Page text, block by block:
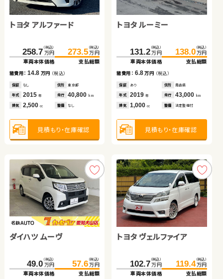
トヨタ アルファード
258.7 （税込）
万円
車両本体価格
273.5 （税込）
万円
支払総額
諸費用：14.8 万円 （税込）
保証 なし 住所 東京都
年式 2015 年 走行 40,800 km
排気 2,500 cc 整備 なし
見積もり・在庫確認
トヨタ ルーミー
131.2 （税込）
万円
車両本体価格
138.0 （税込）
万円
支払総額
諸費用： 6.8万円 （税込）
保証 あり 住所 青森県
年式 2019年 走行 43,000 km
排気 1,000cc 整備 法定整備付
見積もり・在庫確認
ダイハツ ムーヴ
49.0 （税込）
万円
車両本体価格
57.6 （税込）
万円
支払総額
トヨタ ヴェルファイア
102.7 （税込）
万円
車両本体価格
119.4 （税込）
万円
支払総額
トヨタ プリウス
189.8 （税込）
万円
車両本体価格
202.5 （税込）
万円
支払総額
諸費用：12.7 万円 （税込）
保証 あり 住所 埼玉県
年式 2019 年 走行 59,200 km
排気 1,800 cc 整備 なし
見積もり・在庫確認
スバル フォレスター
91.5万円
車両本体価格
諸費用：8.5 万円 （税込）
保証 なし 住所 長野県
排気 2,000cc 整備 法定整備付
トヨタ アルファード ハイ
ブリッド
ホンダ フィット
トヨタ ヴェルファイア
219.8 （税込）
万円
車両本体価格
231.6 （税込）
万円
支払総額
諸費用：11.8 万円 （税込）
保証 あり 住所 福島県
年式 2015 年 走行 98,300 km
排気 2,500 cc 整備 法定整備付
見積もり・在庫確認
ダイハツ ムーヴ
68.3万円
車両本体価格
諸費用：10.5万円 （税込）
保証 あり 住所 宮城県
排気 660 整備 法定整備付
スズキ アルト ＨＢ スバル フォレスター